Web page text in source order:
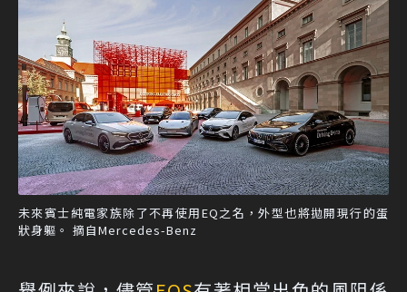
未來賓士純電家族除了不再使用EQ之名，外型也將拋開現行的蛋
狀身軀。 摘自Mercedes-Benz